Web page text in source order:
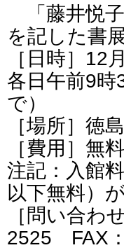
「藤井悦
を記した書展
［日時］12
各日午前9時
で）
［場所］徳
［費用］無料
注記：入館
以下無料）が
［問い合わ
2525 FAX：